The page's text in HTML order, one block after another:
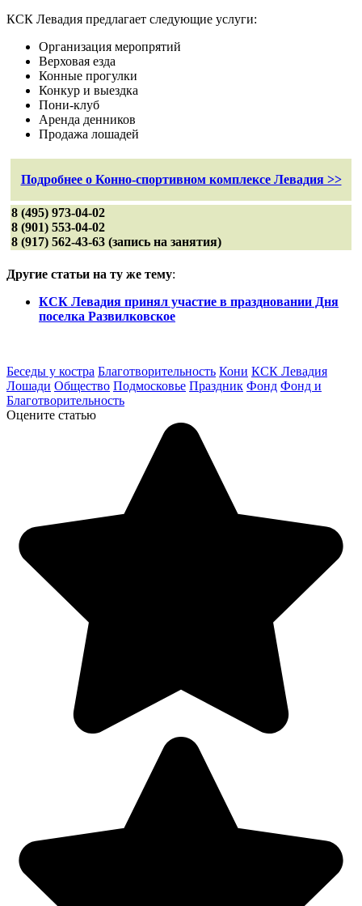
КСК Левадия предлагает следующие услуги:
Организация меропрятий
Верховая езда
Конные прогулки
Конкур и выездка
Пони-клуб
Аренда денников
Продажа лошадей
Подробнее о Конно-спортивном комплексе Левадия >>
8 (495) 973-04-02
8 (901) 553-04-02
8 (917) 562-43-63 (запись на занятия)
Другие статьи на ту же тему:
КСК Левадия принял участие в праздновании Дня
поселка Развилковское
Беседы у костра Благотворительность Кони КСК Левадия
Лошади Общество Подмосковье Праздник Фонд Фонд и
Благотворительность
Оцените статью